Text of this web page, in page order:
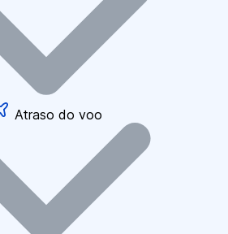
Atraso do voo